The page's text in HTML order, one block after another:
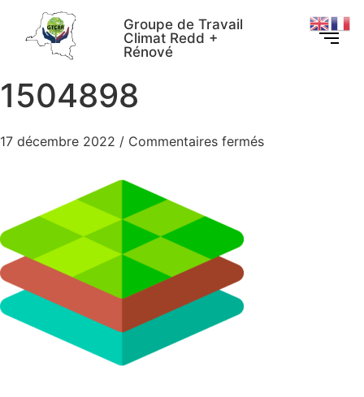
Groupe de Travail
Climat Redd +
Rénové
1504898
17 décembre 2022 / Commentaires fermés